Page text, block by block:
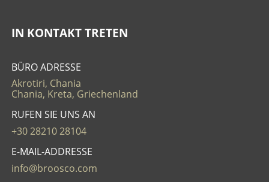
IN KONTAKT TRETEN
BÜRO ADRESSE
Akrotiri, Chania
Chania, Kreta, Griechenland
RUFEN SIE UNS AN
+30 28210 28104
E-MAIL-ADDRESSE
info@broosco.com